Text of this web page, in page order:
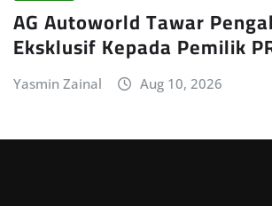
AG Autoworld Tawar
Eksklusif Kepada Pemilik
Yasmin Zainal Aug 10, 2026